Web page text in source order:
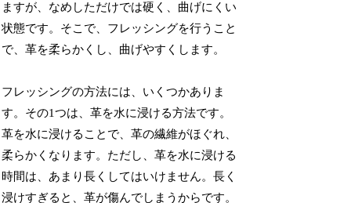
ますが、なめしただけでは硬く、曲げにくい
状態です。そこで、フレッシングを行うこと
で、革を柔らかくし、曲げやすくします。
フレッシングの方法には、いくつかありま
す。その1つは、革を水に浸ける方法です。
革を水に浸けることで、革の繊維がほぐれ、
柔らかくなります。ただし、革を水に浸ける
時間は、あまり長くしてはいけません。長く
浸けすぎると、革が傷んでしまうからです。